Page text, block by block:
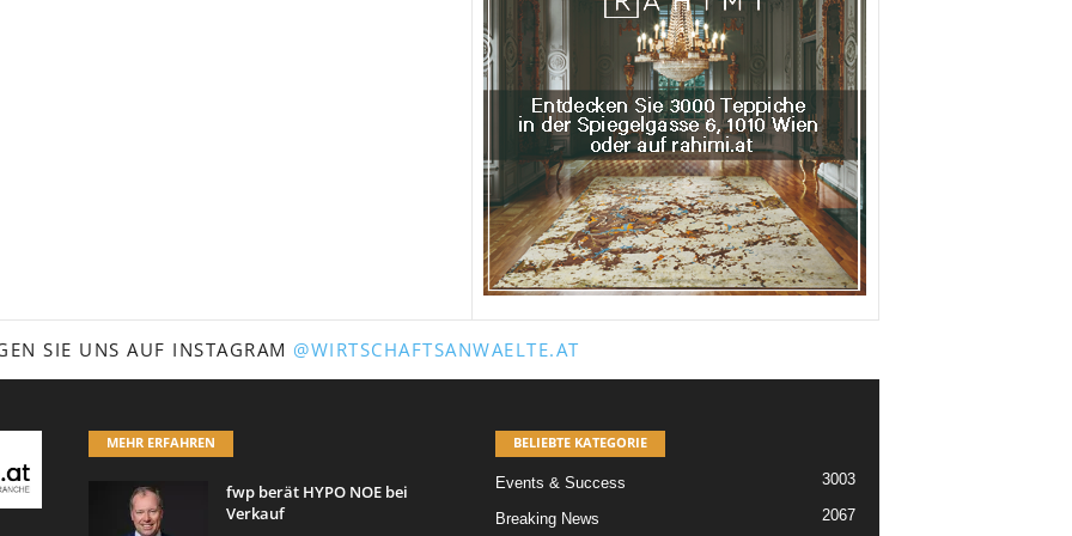
SIE UNS AUF INSTAGRAM @WIRTSCHAFTSANWAELTE.AT
MEHR ERFAHREN
fwp berät HYPO NOE bei
Verkauf
BELIEBTE KATEGORIE
Events & Success 3003
Breaking News 2067